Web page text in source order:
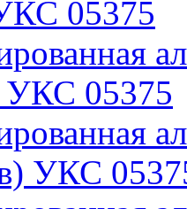
05375
05375
УКС